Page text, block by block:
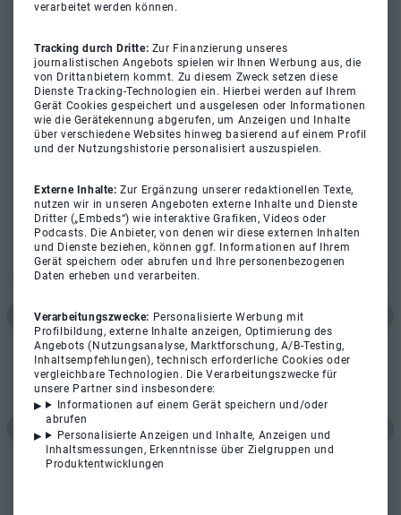
verarbeitet werden können.
Tracking durch Dritte: Zur Finanzierung unseres
journalistischen Angebots spielen wir Ihnen Werbung aus, die
von Drittanbietern kommt. Zu diesem Zweck setzen diese
Dienste Tracking-Technologien ein. Hierbei werden auf Ihrem
Gerät Cookies gespeichert und ausgelesen oder Informationen
wie die Gerätekennung abgerufen, um Anzeigen und Inhalte
über verschiedene Websites hinweg basierend auf einem Profil
und der Nutzungshistorie personalisiert auszuspielen.
Externe Inhalte:Zur Ergänzung unserer redaktionellen Texte,
nutzen wir in unseren Angeboten externe Inhalte und Dienste
Dritter („Embeds“) wie interaktive Grafiken, Videos oder
Podcasts. Die Anbieter, von denen wir diese externen Inhalten
und Dienste beziehen, können ggf. Informationen auf Ihrem
Gerät speichern oder abrufen und Ihre personenbezogenen
Daten erheben und verarbeiten.
Verarbeitungszwecke: Personalisierte Werbung mit
Profilbildung, externe Inhalte anzeigen, Optimierung des
Angebots (Nutzungsanalyse, Marktforschung, A/B-Testing,
Inhaltsempfehlungen), technisch erforderliche Cookies oder
vergleichbare Technologien. Die Verarbeitungszwecke für
unsere Partner sind insbesondere:
Informationen auf einem Gerät speichern und/oder
abrufen
Personalisierte Anzeigen und Inhalte, Anzeigen und
Inhaltsmessungen, Erkenntnisse über Zielgruppen und
Produktentwicklungen